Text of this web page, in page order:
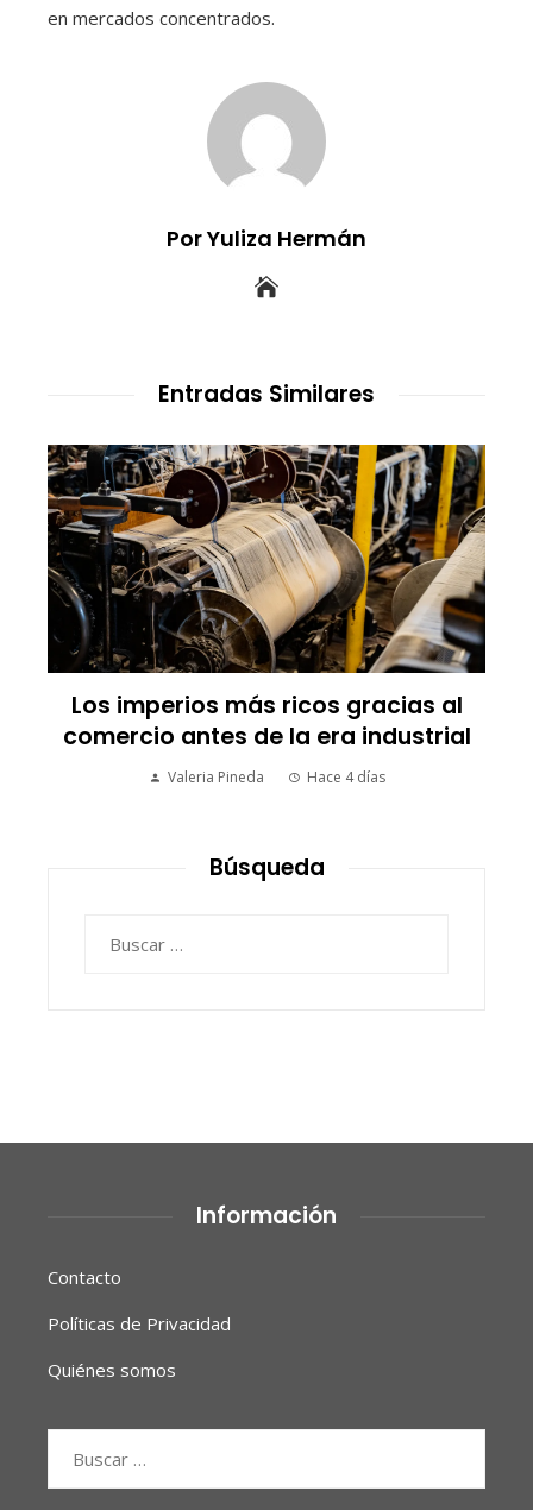
en mercados concentrados.
Por Yuliza Hermán
Entradas Similares
Las empresas que alcanzaron los
picos más altos en valor bursátil
histórico
Búsqueda
Información
Contacto
Políticas de Privacidad
Quiénes somos